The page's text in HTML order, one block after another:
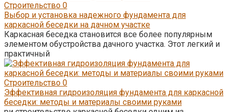
Строительство 0
Выбор и установка надежного фундамента для
каркасной беседки на дачном участке
Каркасная беседка становится все более популярным
элементом обустройства дачного участка. Этот легкий и
практичный
Строительство 0
Эффективная гидроизоляция фундамента для каркасной
беседки: методы и материалы своими руками